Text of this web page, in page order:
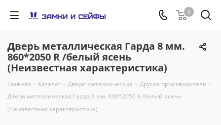
0
Дверь металлическая Гарда 8 мм.
860*2050 R /белый ясень
(Неизвестная характеристика)
Главная - Каталог - Двери металлические - Другие производители -
Дверь металлическая Гарда 8 мм. 860*2050 R /белый ясень
(Неизвестная характеристика)